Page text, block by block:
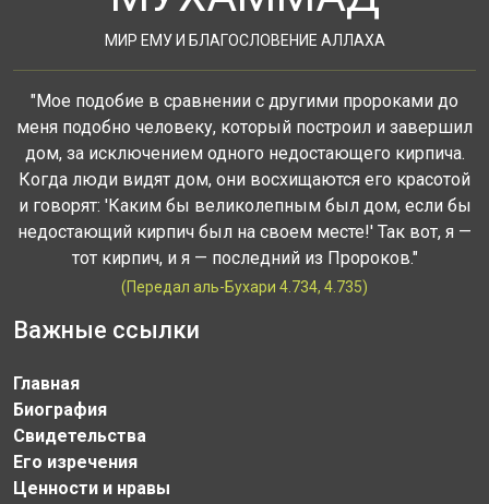
МИР ЕМУ И БЛАГОСЛОВЕНИЕ АЛЛАХА
"Мое подобие в сравнении с другими пророками до
меня подобно человеку, который построил и завершил
дом, за исключением одного недостающего кирпича.
Когда люди видят дом, они восхищаются его красотой
и говорят: 'Каким бы великолепным был дом, если бы
недостающий кирпич был на своем месте!' Так вот, я —
тот кирпич, и я — последний из Пророков."
(Передал аль-Бухари 4.734, 4.735)
Важные ссылки
Главная
Биография
Свидетельства
Его изречения
Ценности и нравы